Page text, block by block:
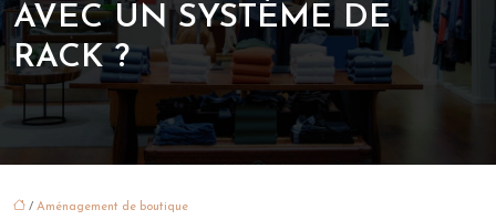
AVEC UN SYSTÈME DE
RACK ?
/ Aménagement de boutique